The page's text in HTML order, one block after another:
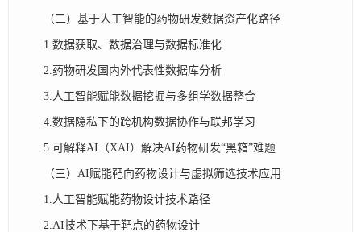
（二）基于人工智能的药物研发数据资产化路径
1.数据获取、数据治理与数据标准化
2.药物研发国内外代表性数据库分析
3.人工智能赋能数据挖掘与多组学数据整合
4.数据隐私下的跨机构数据协作与联邦学习
5.可解释AI（XAI）解决AI药物研发“黑箱”难题
（三）AI赋能靶向药物设计与虚拟筛选技术应用
1.人工智能赋能药物设计技术路径
2.AI技术下基于靶点的药物设计